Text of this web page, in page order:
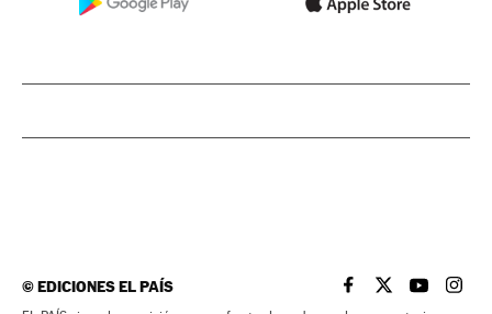
©EDICIONES EL PAÍS EL PAÍS BRASIL EN
EL PAÍSEL PAÍS
EL